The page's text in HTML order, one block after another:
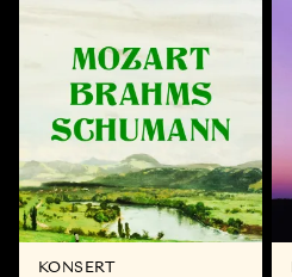
KONSERT